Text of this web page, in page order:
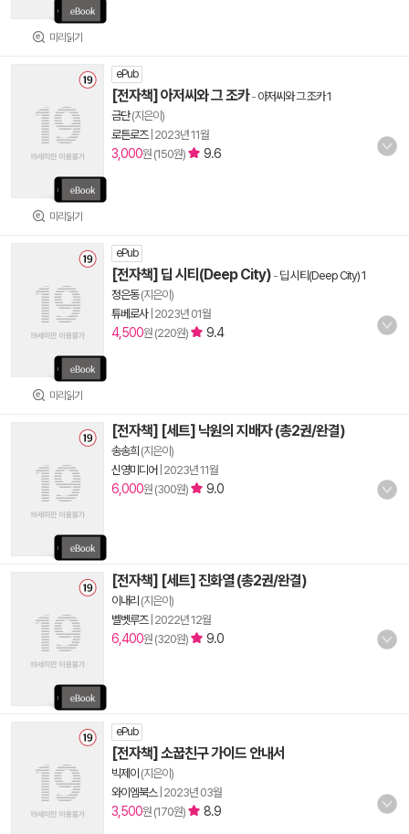
미리읽기
미리읽기
ePub
[전자책] 아저씨와 그 조카- 아저씨와 그 조카 1
금단(지은이)
로튼로즈| 2023년 11월
3,000원 (150원) 9.6
미리읽기
ePub
[전자책] 딥 시티(Deep City) - 딥 시티(Deep City) 1
정은동(지은이)
튜베로사| 2023년 01월
4,500원 (220원) 9.4
[전자책] [세트] 낙원의 지배자 (총2권/완결)
송송희 (지은이)
신영미디어 2023년 11월
6,000원 (300원) 9.0
[전자책] [세트] 진화열 (총2권/완결)
이내리 (지은이)
벨벳루즈| 2022년 12월
6,400원 (320원) 9.0
ePub
[전자책] 소꿉친구 가이드 안내서
빅제이 (지은이)
와이엠북스| 2023년 03월
3,500원 (170원) 8.9